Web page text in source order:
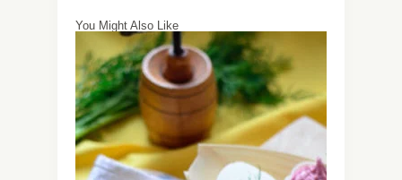
You Might Also Like